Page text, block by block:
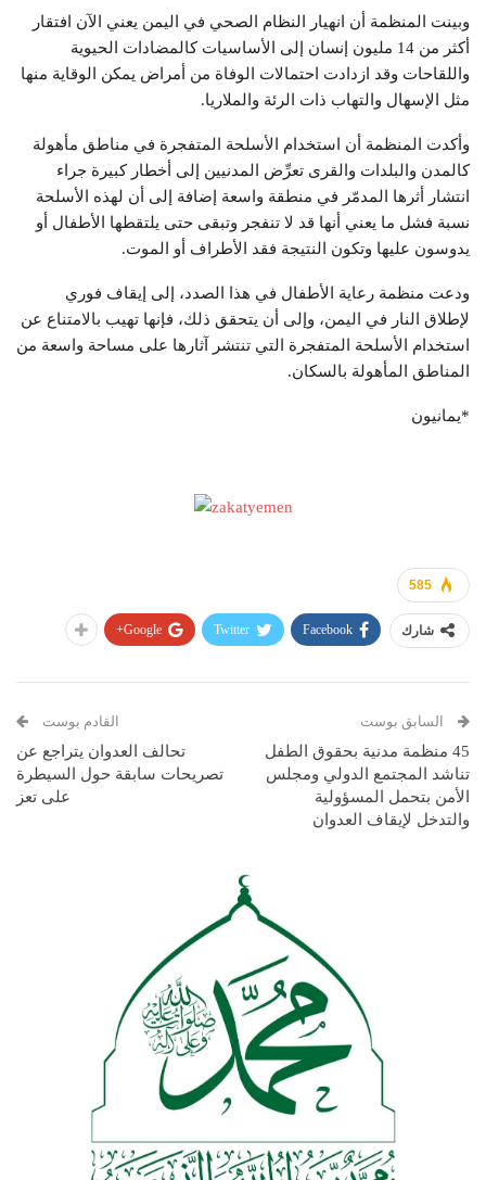
وبينت المنظمة أن انهيار النظام الصحي في اليمن يعني الآن افتقار
أكثر من 14 مليون إنسان إلى الأساسيات كالمضادات الحيوية
واللقاحات وقد ازدادت احتمالات الوفاة من أمراض يمكن الوقاية منها
مثل الإسهال والتهاب ذات الرئة والملاريا.
وأكدت المنظمة أن استخدام الأسلحة المتفجرة في مناطق مأهولة
كالمدن والبلدات والقرى تعرِّض المدنيين إلى أخطار كبيرة جراء
انتشار أثرها المدمّر في منطقة واسعة إضافة إلى أن لهذه الأسلحة
نسبة فشل ما يعني أنها قد لا تنفجر وتبقى حتى يلتقطها الأطفال أو
يدوسون عليها وتكون النتيجة فقد الأطراف أو الموت.
ودعت منظمة رعاية الأطفال في هذا الصدد، إلى إيقاف فوري
لإطلاق النار في اليمن، وإلى أن يتحقق ذلك، فإنها تهيب بالامتناع عن
استخدام الأسلحة المتفجرة التي تنتشر آثارها على مساحة واسعة من
المناطق المأهولة بالسكان.
*يمانيون
585
شارك Facebook
Twitter
Google+
السابق بوست
45 منظمة مدنية بحقوق الطفل
تناشد المجتمع الدولي ومجلس
الأمن بتحمل المسؤولية
والتدخل لإيقاف العدوان
القادم بوست
تحالف العدوان يتراجع عن
تصريحات سابقة حول السيطرة
على تعز